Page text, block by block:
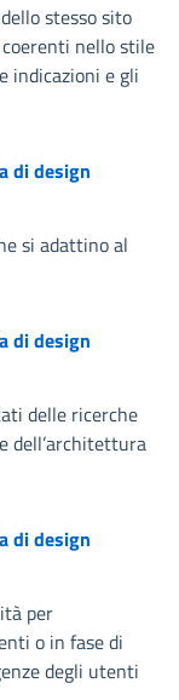
stesso sito
nello stile
indicazioni e gli
di design
si adattino al
di design
delle ricerche
dell’architettura
di design
per
o in fase di
degli utenti